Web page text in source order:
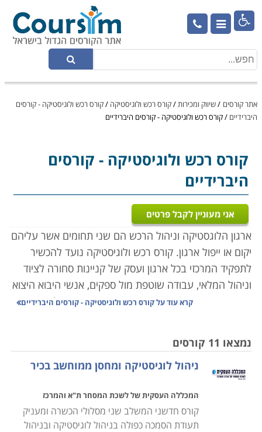

אתר קורסים /שיווק ומכירות/קורס רכש ולוגיסטיקה /קורס רכש ולוגיסטיקה - קורסים
היברידיים /קורס רכש ולוגיסטיקה - קורסים היברידיים
קורס רכש ולוגיסטיקה - קורסים
היברידיים
אני מעוניין לקבל פרטים
ארגון הלוגסטיקה וניהול הרכש הם שני תחומים אשר עליהם
יקום או ייפול ארגון. קורס רכש ולוגיסטיקה נועד להכשיר
לתפקיד המרכזי בכל ארגון ועסק של קניינות סחורה לציוד
וניהול המלאי, עבודה שוטפת מול ספקים, אנשי היבוא היצוא
והעובדים באופן מדויק, הדורש תיאום אחיד עם כל הגורמים
הנושאים הנלמדים בקורס הם ניהול המשאב האנושי, ניהול
איכות, ארגון ותפעול מלאי העסק, ניהול הצד הפיננסי,
עריכת חוזים ומציאת התאמה בין הצרכים של העסק ליכולת
התקציבית, שכן עסק שאינו מנהל את הרכש באופן תקין,
עשוי מהר מאוד להיקלע לקשיים שלעתים בלתי הפיכים.
קרא עוד עלקורס רכש ולוגיסטיקה - קורסים היברידיים
נמצאו 11 קורסים
ניהול לוגיסטיקה ומחסן ממוחשב בכיר
המכללה העסקית של לשכת המסחר ת"א והמרכז
קורס חדשני המשלב שני מסלולי הכשרה ומעניק
תעודת הסמכה כפולה בניהול לוגיסטיקה ובניהול